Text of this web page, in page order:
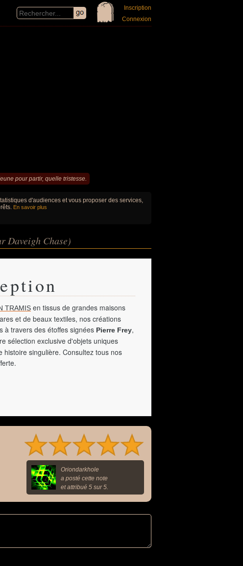
Inscription
Connexion
pour partir, quelle tristesse.
d'audiences et vous proposer des services,
En savoir plus
Daveigh Chase)
TRAMIS en tissus de grandes maisons
et de beaux textiles, nos créations
à travers des étoffes signées Pierre Frey,
sélection exclusive d'objets uniques
singulière. Consultez tous nos
Oriondarkhole
a posté cette note
et attribué 5 sur 5.